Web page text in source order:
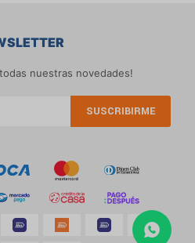
nuestras novedades!
SUSCRIBIRME